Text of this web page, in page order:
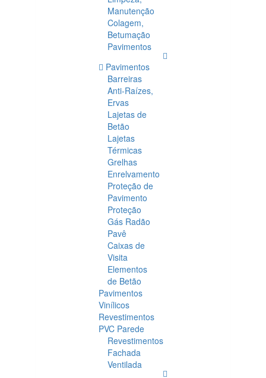
Manutenção
Colagem,
Betumação
Pavimentos
Pavimentos
Barreiras
Anti-Raízes,
Ervas
Lajetas de
Betão
Lajetas
Térmicas
Grelhas
Enrelvamento
Proteção de
Pavimento
Proteção
Gás Radão
Pavê
Caixas de
Visita
Elementos
de Betão
Pavimentos
Vinílicos
Revestimentos
PVC Parede
Revestimentos
Fachada
Ventilada